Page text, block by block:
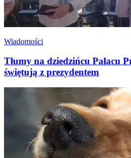
Wiadomości
Tłumy na dziedzińcu Pałacu
świętują z prezydentem